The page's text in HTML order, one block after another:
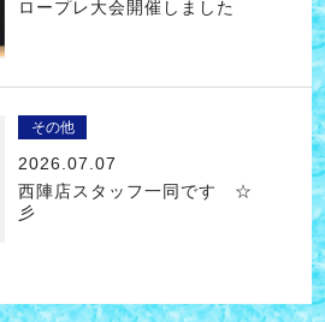
ロープレ大会開催しました
その他
2026.07.07
西陣店スタッフ一同です ☆
彡